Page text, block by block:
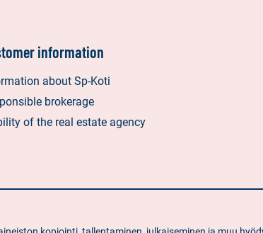
information
about Sp-Koti
brokerage
of the real estate agency